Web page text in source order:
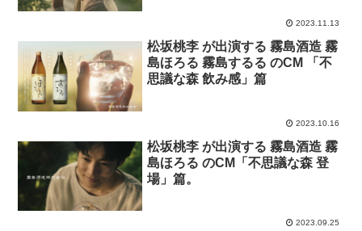
2023.11.13
松坂桃李 が出演する 霧島酒造 霧
島ほろる 霧島するる のCM 「不
思議な森 飲み感」篇
2023.10.16
松坂桃李 が出演する 霧島酒造 霧
島ほろる のCM「不思議な森 登
場」篇。
2023.09.25